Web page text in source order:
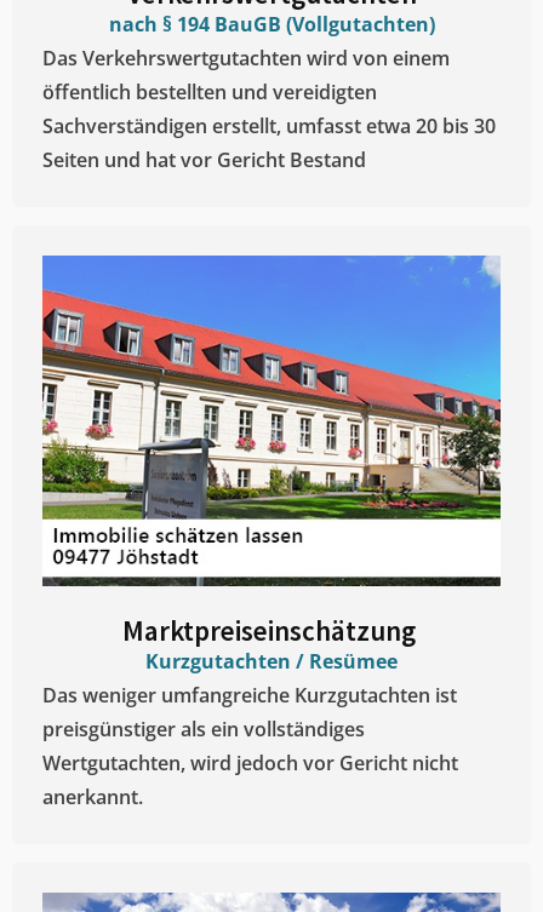
nach § 194 BauGB (Vollgutachten)
Das Verkehrswertgutachten wird von einem
öffentlich bestellten und vereidigten
Sachverständigen erstellt, umfasst etwa 20 bis 30
Seiten und hat vor Gericht Bestand
Marktpreiseinschätzung ​
Kurzgutachten / Resümee
Das weniger umfangreiche Kurzgutachten ist
preisgünstiger als ein vollständiges
Wertgutachten, wird jedoch vor Gericht nicht
anerkannt.